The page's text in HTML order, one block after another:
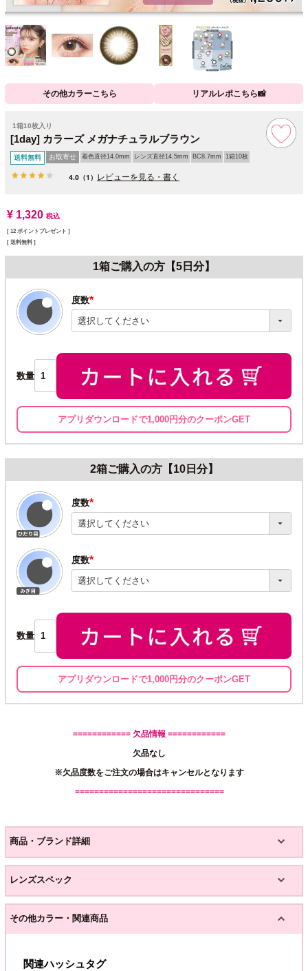
その他カラーこちら リアルレポこちら📸
1箱10枚入り
[1day] カラーズ メガナチュラルブラウン
送料無料 お取寄せ 着色直径14.0mm レンズ直径14.5mm BC8.7mm 1箱10枚
4.0 （1） レビューを見る・書く
¥ 1,320 税込
[ 12 ポイントプレゼント ]
送料無料
1箱ご購入の方【5日分】
度数
(必
須)
数量
アプリダウンロードで1,000円分のクーポンGET
2箱ご購入の方【10日分】
度数
(必
須)
度数
(必
須)
数量
アプリダウンロードで1,000円分のクーポンGET
============ 欠品情報 ============
欠品なし
※欠品度数をご注文の場合はキャンセルとなります
===============================
商品・ブランド詳細
レンズスペック
その他カラー・関連商品
関連ハッシュタグ